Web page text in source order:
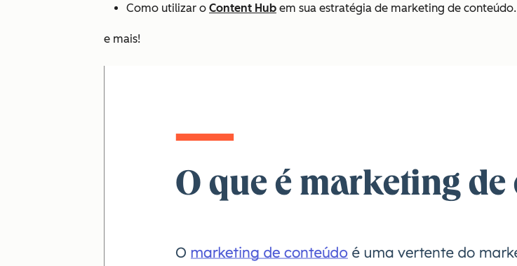
Como utilizar o Content Hub em sua estratégia de marketing de conteúdo.
e mais!